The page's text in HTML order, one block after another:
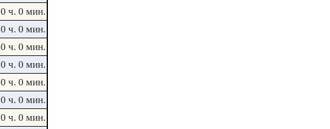
0 ч. 0 мин.
0 ч. 0 мин.
0 ч. 0 мин.
0 ч. 0 мин.
0 ч. 0 мин.
0 ч. 0 мин.
0 ч. 0 мин.